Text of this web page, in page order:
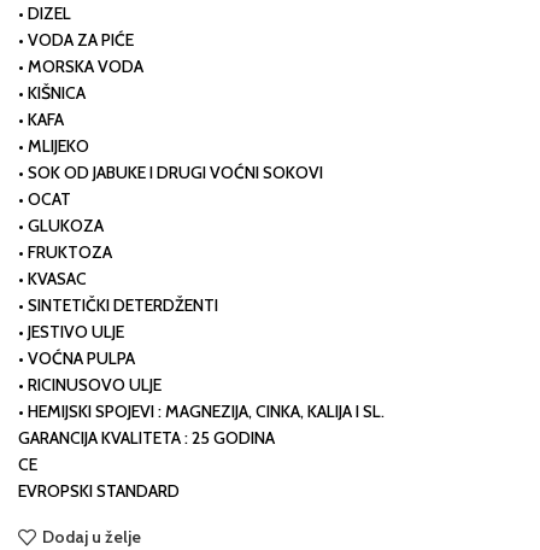
• DIZEL
• VODA ZA PIĆE
• MORSKA VODA
• KIŠNICA
• KAFA
• MLIJEKO
• SOK OD JABUKE I DRUGI VOĆNI SOKOVI
• OCAT
• GLUKOZA
• FRUKTOZA
• KVASAC
• SINTETIČKI DETERDŽENTI
• JESTIVO ULJE
• VOĆNA PULPA
• RICINUSOVO ULJE
• HEMIJSKI SPOJEVI : MAGNEZIJA, CINKA, KALIJA I SL.
GARANCIJA KVALITETA : 25 GODINA
CE
EVROPSKI STANDARD
Dodaj u želje